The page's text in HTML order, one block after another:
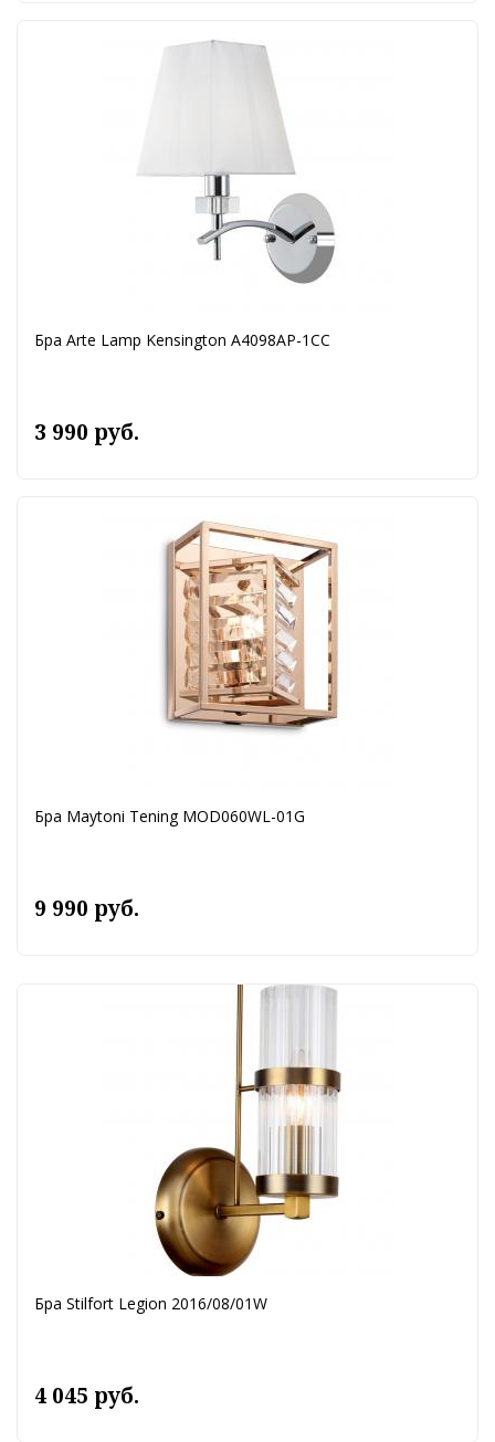
Бра Arte Lamp Kensington A4098AP-1CC
3 990 руб.
Бра Maytoni Tening MOD060WL-01G
9 990 руб.
Бра Stilfort Legion 2016/08/01W
4 045 руб.